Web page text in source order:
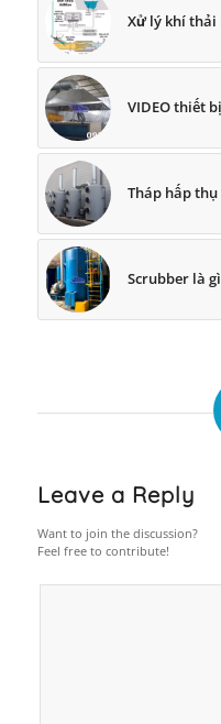
Xử lý khí thải
VIDEO thiết
Tháp hấp
Scrubber là gì
Leave a Reply
Want to join the discussion?
Feel free to contribute!